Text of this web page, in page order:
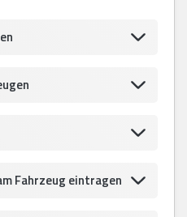
Fahrzeug eintragen